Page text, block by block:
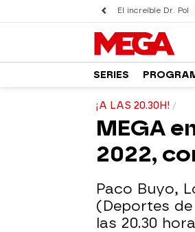
El increíble Dr. Pol
SERIES
¡A LAS 20.30H!
MEGA
2022,
Paco Buyo,
(Deportes
las 20.30